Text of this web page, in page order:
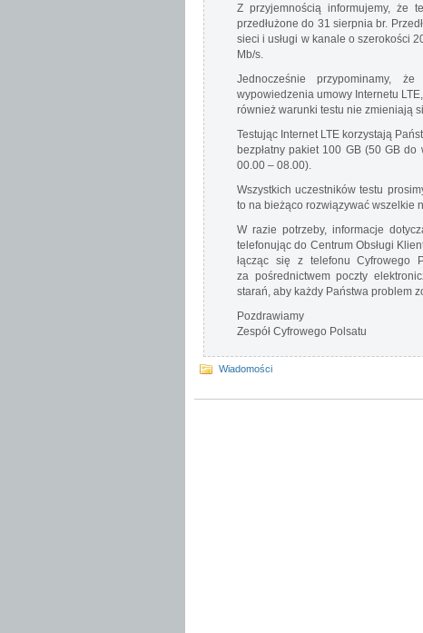
Z przyjemnością informujemy, że
przedłużone do 31 sierpnia br.
sieci i usługi w kanale o szerokości
Mb/s.
Jednocześnie przypominamy,
wypowiedzenia umowy Internetu
również warunki testu nie zmieniają
Testując Internet LTE korzystają
bezpłatny pakiet 100 GB (50 GB
00.00 – 08.00).
Wszystkich uczestników testu
to na bieżąco rozwiązywać wszelkie
W razie potrzeby, informacje
telefonując do Centrum Obsługi
łącząc się z telefonu Cyfrowego
za pośrednictwem poczty
starań, aby każdy Państwa problem
Pozdrawiamy
Zespół Cyfrowego Polsatu
Wiadomości